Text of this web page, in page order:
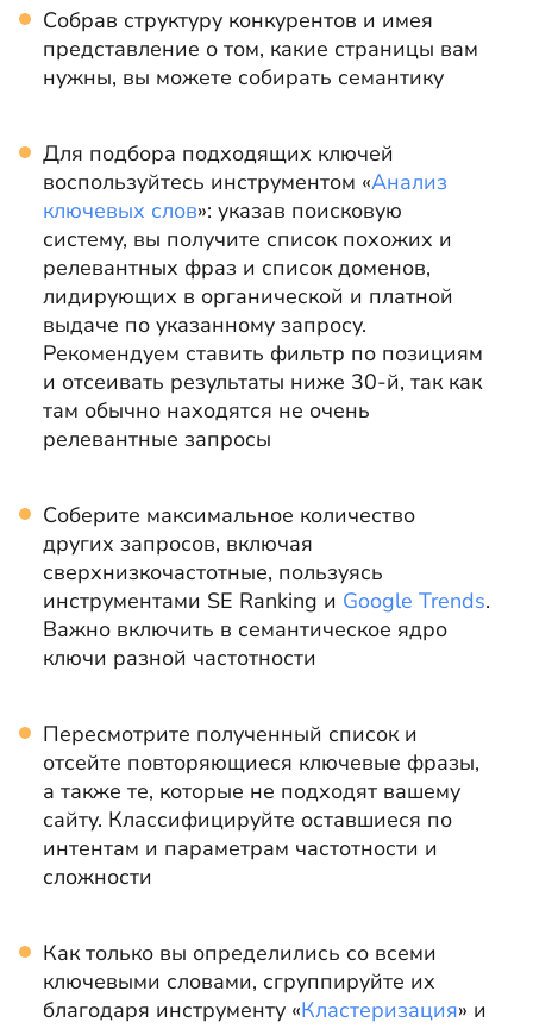
Собрав структуру конкурентов и имея
представление о том, какие страницы вам
нужны, вы можете собирать семантику
Для подбора подходящих ключей
воспользуйтесь инструментом «Анализ
ключевых слов»: указав поисковую
систему, вы получите список похожих и
релевантных фраз и список доменов,
лидирующих в органической и платной
выдаче по указанному запросу.
Рекомендуем ставить фильтр по позициям
и отсеивать результаты ниже 30-й, так как
там обычно находятся не очень
релевантные запросы
Соберите максимальное количество
других запросов, включая
сверхнизкочастотные, пользуясь
инструментами SE Ranking и Google Trends.
Важно включить в семантическое ядро
ключи разной частотности
Пересмотрите полученный список и
отсейте повторяющиеся ключевые фразы,
а также те, которые не подходят вашему
сайту. Классифицируйте оставшиеся по
интентам и параметрам частотности и
сложности
Как только вы определились со всеми
ключевыми словами, сгруппируйте их
благодаря инструменту «Кластеризация» и